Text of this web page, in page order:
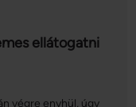
ellátogatni
végre enyhül, úgy